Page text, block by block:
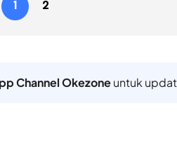
1 2
Channel Okezoneuntuk